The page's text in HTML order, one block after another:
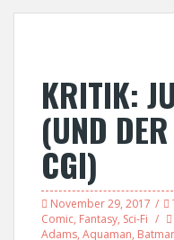
KRITIK:
(UND
CGI)
November 29, 2017
Comic, Fantasy, Sci-Fi
Adams, Aquaman,